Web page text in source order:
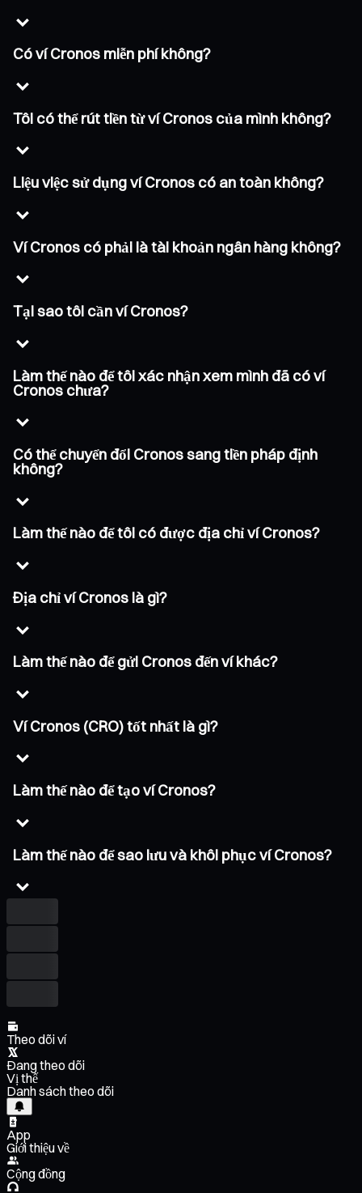
Có ví Cronos miễn phí không?
Tôi có thể rút tiền từ ví Cronos của mình không?
Liệu việc sử dụng ví Cronos có an toàn không?
Ví Cronos có phải là tài khoản ngân hàng không?
Tại sao tôi cần ví Cronos?
Làm thế nào để tôi xác nhận xem mình đã có ví
Cronos chưa?
Có thể chuyển đổi Cronos sang tiền pháp định
không?
Làm thế nào để tôi có được địa chỉ ví Cronos?
Địa chỉ ví Cronos là gì?
Làm thế nào để gửi Cronos đến ví khác?
Ví Cronos (CRO) tốt nhất là gì?
Làm thế nào để tạo ví Cronos?
Làm thế nào để sao lưu và khôi phục ví Cronos?
Theo dõi ví
Đang theo dõi
Vị thế
Danh sách theo dõi
App
Giới thiệu về
Cộng đồng